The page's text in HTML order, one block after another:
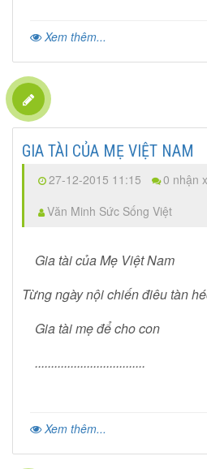
Xem thêm...
GIA TÀI CỦA MẸ VIỆT NAM
27-12-2015 11:15 0 nhận
Văn Minh Sức Sống Việt
Gia tài của Mẹ Việt Nam
Từng ngày nội chiến điêu tàn
Gia tài mẹ để cho con
..................................
Xem thêm...